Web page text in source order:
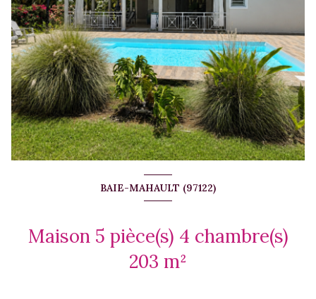
BAIE-MAHAULT (97122)
Maison 5 pièce(s) 4 chambre(s)
203 m²